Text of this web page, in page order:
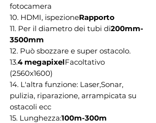
fotocamera
10. HDMI, ispezioneRapporto
11. Per il diametro dei tubi di200mm-
3500mm
12. Può sbozzare e super ostacolo.
13.4 megapixelFacoltativo
(2560x1600)
14. L'altra funzione: Laser,Sonar,
pulizia, riparazione, arrampicata su
ostacoli ecc
15. Lunghezza:100m-300m